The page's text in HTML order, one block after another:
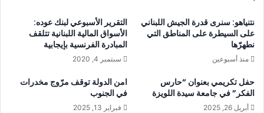
نتنياهو: سنرى قدرة الجيش اللبناني
على السيطرة على المناطق التي
نطهرّها
منذ أسبوعين
التقرير الأسبوعي لبنك عوده:
الأسواق المالية اللبنانية تتلقف
المبادرة الفرنسية بإيجابية
سبتمبر 4, 2020
حفل تكريمي بعنوان “حارس
الفكر” في جامعة سيدة اللويزة
أبريل 26, 2025
امن الدولة توقف مرّوج مخدرات
في الجنوب
فبراير 13, 2025